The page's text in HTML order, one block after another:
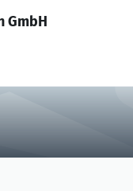
GmbH